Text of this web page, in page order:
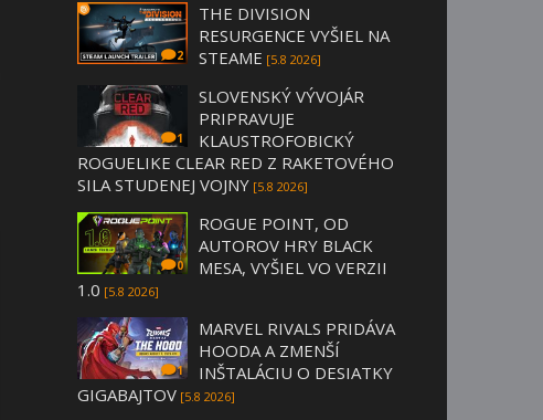
2
THE DIVISION
RESURGENCE VYŠIEL NA
STEAME [5.8 2026]
1
SLOVENSKÝ VÝVOJÁR
PRIPRAVUJE
KLAUSTROFOBICKÝ
ROGUELIKE CLEAR RED Z RAKETOVÉHO
SILA STUDENEJ VOJNY [5.8 2026]
0
ROGUE POINT, OD
AUTOROV HRY BLACK
MESA, VYŠIEL VO VERZII
1.0 [5.8 2026]
1
MARVEL RIVALS PRIDÁVA
HOODA A ZMENŠÍ
INŠTALÁCIU O DESIATKY
GIGABAJTOV [5.8 2026]